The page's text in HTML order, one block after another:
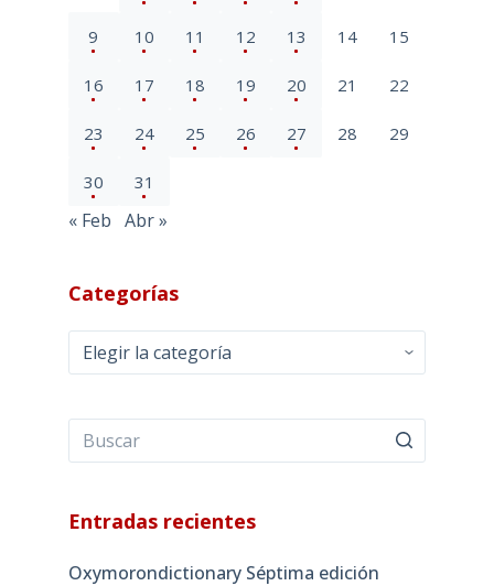
9 10 11 12 13 14 15
16 17 18 19 20 21 22
23 24 25 26 27 28 29
30 31
« Feb Abr »
Categorías
Categorías
Entradas recientes
Oxymorondictionary Séptima edición